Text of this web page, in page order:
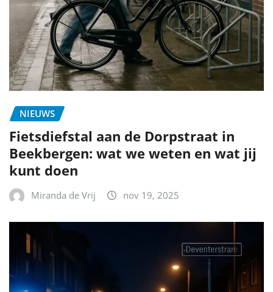
NIEUWS
Fietsdiefstal aan de Dorpstraat in
Beekbergen: wat we weten en wat jij
kunt doen
Miranda de Vrij nov 19, 2025